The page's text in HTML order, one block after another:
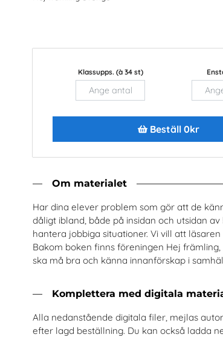
Klassupps. (à 34 st)
Beställ 0kr
Om materialet
Har dina elever problem som gör att de
dåligt ibland, både på insidan och utsidan
hantera jobbiga situationer. Vi vill att
Bakom boken finns föreningen Hej
ska må bra och känna innanförskap i
Komplettera med digitala
Alla nedanstående digitala filer, mejlas
efter lagd beställning. Du kan också ladda
Prostatacancerförbundet Arena
spårspring
Trafikverket